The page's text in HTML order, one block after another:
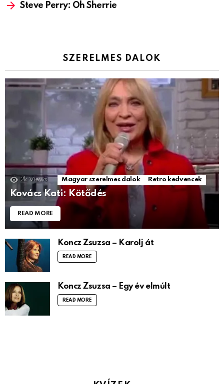
Steve Perry: Oh Sherrie
SZERELMES DALOK
2k Views Magyar szerelmes dalok Retro kedvencek
Kovács Kati: Kötődés
READ MORE
Koncz Zsuzsa – Karolj át
READ MORE
Koncz Zsuzsa – Egy év elmúlt
READ MORE